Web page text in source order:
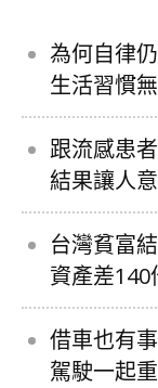
為何自律
生活習慣
跟流感患
結果讓人
台灣貧富
資產差140
借車也有
駕駛一起